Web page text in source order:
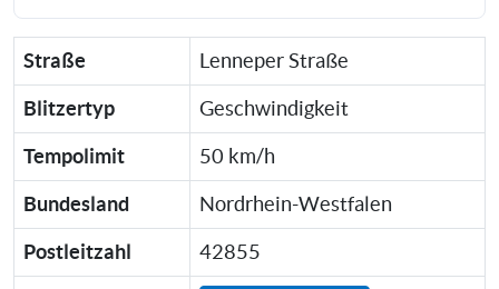
Straße Lenneper Straße
Blitzertyp Geschwindigkeit
Tempolimit 50 km/h
Bundesland Nordrhein-Westfalen
Postleitzahl 42855